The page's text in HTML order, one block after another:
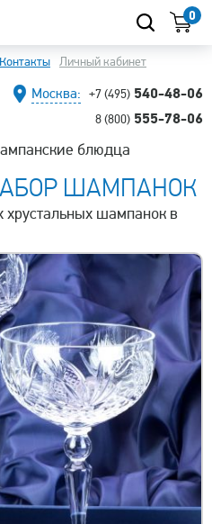
0
Контакты Личный кабинет
Москва: +7 (495) 540-48-06
8 (800) 555-78-06
блюдца
ШАМПАНОК
хрустальных шампанок в